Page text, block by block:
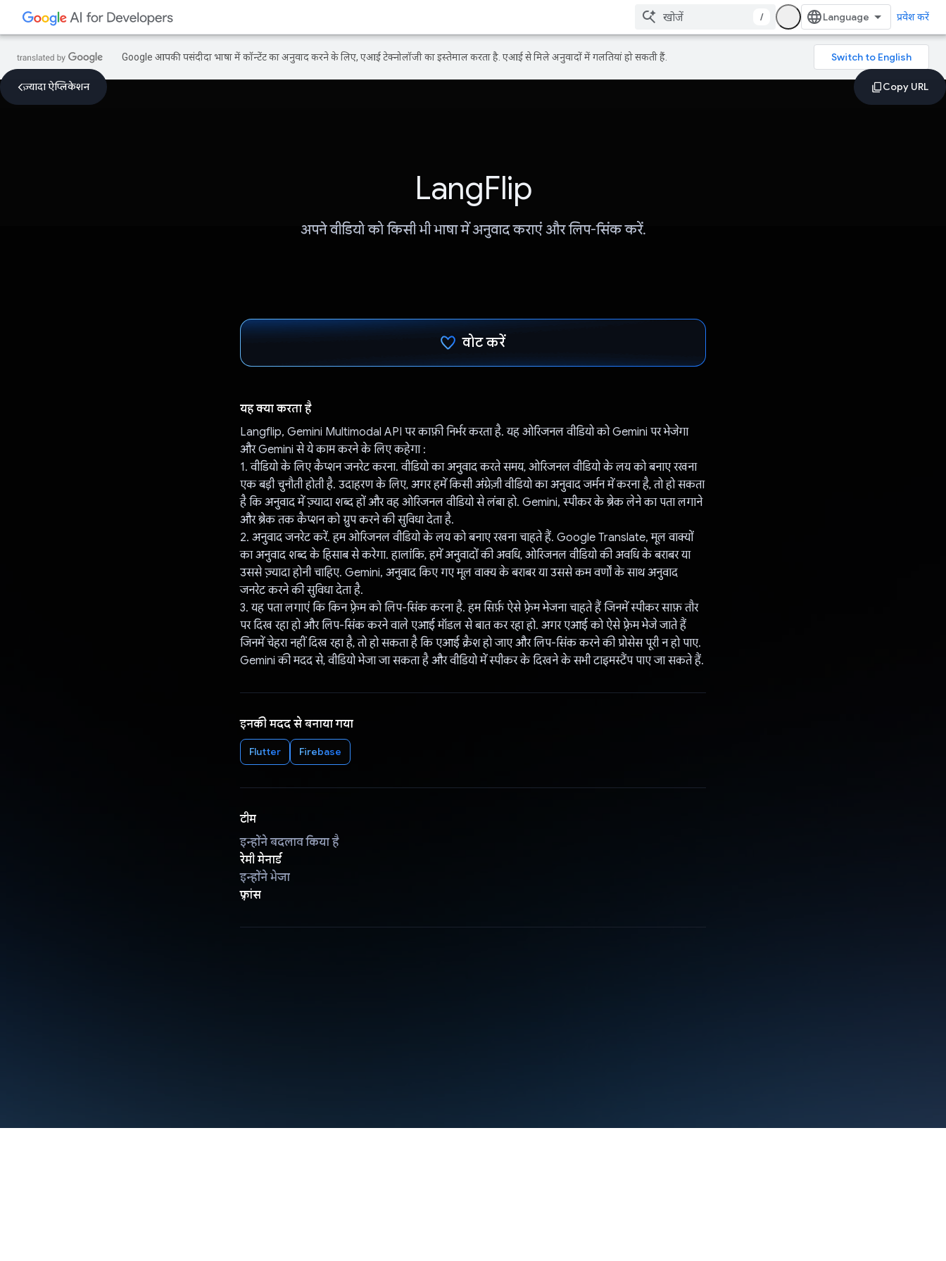
/ प्रवेश करें
Google आपकी पसंदीदा भाषा में कॉन्टेंट का अनुवाद करने के लिए, एआई टेक्नोलॉजी का इस्तेमाल करता है. एआई से मिले अनुवादों में गलतियां हो सकती हैं.
ज़्यादा ऐप्लिकेशन
LangFlip
अपने वीडियो को किसी भी भाषा में अनुवाद कराएं और लिप-सिंक करें.
वोट करें
यह क्या करता है
Langflip, Gemini Multimodal API पर काफ़ी निर्भर करता है. यह ओरिजनल वीडियो को Gemini पर भेजेगा
और Gemini से ये काम करने के लिए कहेगा :
1. वीडियो के लिए कैप्शन जनरेट करना. वीडियो का अनुवाद करते समय, ओरिजनल वीडियो के लय को बनाए रखना
एक बड़ी चुनौती होती है. उदाहरण के लिए, अगर हमें किसी अंग्रेज़ी वीडियो का अनुवाद जर्मन में करना है, तो हो सकता
है कि अनुवाद में ज़्यादा शब्द हों और वह ओरिजनल वीडियो से लंबा हो. Gemini, स्पीकर के ब्रेक लेने का पता लगाने
और ब्रेक तक कैप्शन को ग्रुप करने की सुविधा देता है.
2. अनुवाद जनरेट करें. हम ओरिजनल वीडियो के लय को बनाए रखना चाहते हैं. Google Translate, मूल वाक्यों
का अनुवाद शब्द के हिसाब से करेगा. हालांकि, हमें अनुवादों की अवधि, ओरिजनल वीडियो की अवधि के बराबर या
उससे ज़्यादा होनी चाहिए. Gemini, अनुवाद किए गए मूल वाक्य के बराबर या उससे कम वर्णों के साथ अनुवाद
जनरेट करने की सुविधा देता है.
3. यह पता लगाएं कि किन फ़्रेम को लिप-सिंक करना है. हम सिर्फ़ ऐसे फ़्रेम भेजना चाहते हैं जिनमें स्पीकर साफ़ तौर
पर दिख रहा हो और लिप-सिंक करने वाले एआई मॉडल से बात कर रहा हो. अगर एआई को ऐसे फ़्रेम भेजे जाते हैं
जिनमें चेहरा नहीं दिख रहा है, तो हो सकता है कि एआई क्रैश हो जाए और लिप-सिंक करने की प्रोसेस पूरी न हो पाए.
Gemini की मदद से, वीडियो भेजा जा सकता है और वीडियो में स्पीकर के दिखने के सभी टाइमस्टैंप पाए जा सकते हैं.
इनकी मदद से बनाया गया
Flutter Firebase
टीम
इन्होंने बदलाव किया है
रेमी मेनार्ड
इन्होंने भेजा
फ़्रांस